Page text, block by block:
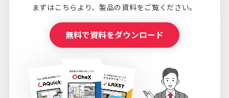
まずはこちらより、製品の資料をご覧ください。
無料で資料をダウンロード